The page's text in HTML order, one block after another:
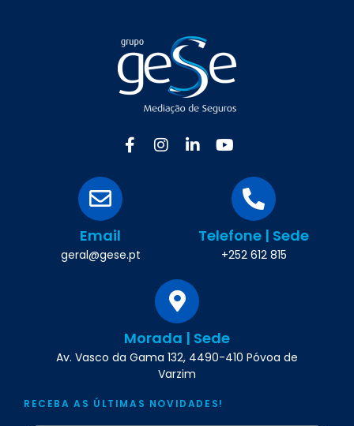
Email
geral@gese.pt
Telefone | Sede
+252 612 815
Morada | Sede
Av. Vasco da Gama 132, 4490-410 Póvoa de
Varzim
RECEBA AS ÚLTIMAS NOVIDADES!